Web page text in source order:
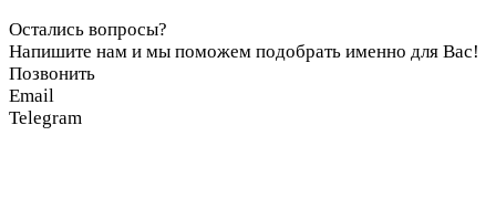
Остались вопросы?
Напишите нам и мы поможем подобрать именно для Вас!
Позвонить
Email
Telegram